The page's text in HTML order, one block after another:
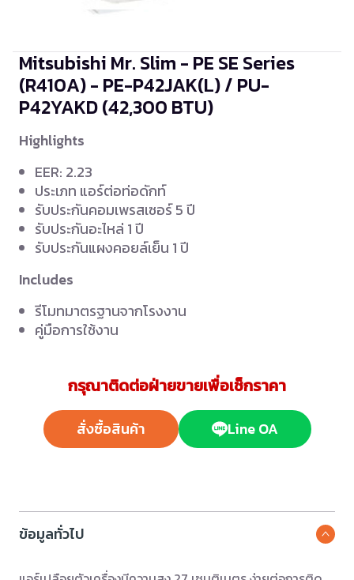
Mitsubishi Mr. Slim - PE SE Series
(R410A) - PE-P42JAK(L) / PU-
P42YAKD(42,300 BTU)
Highlights
EER: 2.23
ประเภท แอร์ต่อท่อดักท์
รับประกันคอมเพรสเซอร์ 5 ปี
รับประกันอะไหล่ 1 ปี
รับประกันแผงคอยล์เย็น 1 ปี
Includes
รีโมทมาตรฐานจากโรงงาน
คู่มือการใช้งาน
กรุณาติดต่อฝ่ายขายเพื่อเช็กราคา
สั่งซื้อสินค้า Line OA
ข้อมูลทั่วไป